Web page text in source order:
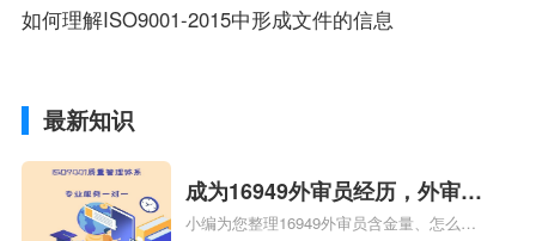
如何理解ISO9001-2015中形成文件的信息
最新知识
成为16949外审员经历，外审员
16949
小编为您整理16949外审员含金量、怎么才